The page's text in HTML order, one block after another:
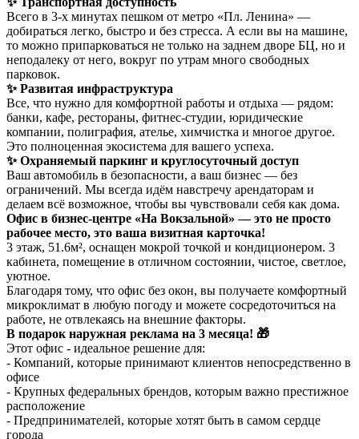
Всего в 3-х минутах пешком от метро «Пл. Ленина» —
добираться легко, быстро и без стресса. А если вы на машине,
то можно припарковаться не только на заднем дворе БЦ, но и
неподалеку от него, вокруг по утрам много свободных
парковок.
✨ Развитая инфраструктура
Все, что нужно для комфортной работы и отдыха — рядом:
банки, кафе, рестораны, фитнес-студии, юридические
компании, полиграфия, ателье, химчистка и многое другое.
Это полноценная экосистема для вашего успеха.
✨ Охраняемый паркинг и круглосуточный доступ
Ваш автомобиль в безопасности, а ваш бизнес — без
ограничений. Мы всегда идём навстречу арендаторам и
делаем всё возможное, чтобы вы чувствовали себя как дома.
Офис в бизнес-центре «На Вокзальной» — это не просто
рабочее место, это ваша визитная карточка!
3 этаж, 51.6м², оснащен мокрой точкой и кондиционером. 3
кабинета, помещение в отличном состоянии, чистое, светлое,
уютное.
Благодаря тому, что офис без окон, вы получаете комфортный
микроклимат в любую погоду и можете сосредоточиться на
работе, не отвлекаясь на внешние факторы.
В подарок наружная реклама на 3 месяца! 🎁
Этот офис - идеальное решение для:
- Компаний, которые принимают клиентов непосредственно в
офисе
- Крупных федеральных брендов, которым важно престижное
расположение
- Предпринимателей, которые хотят быть в самом сердце
города